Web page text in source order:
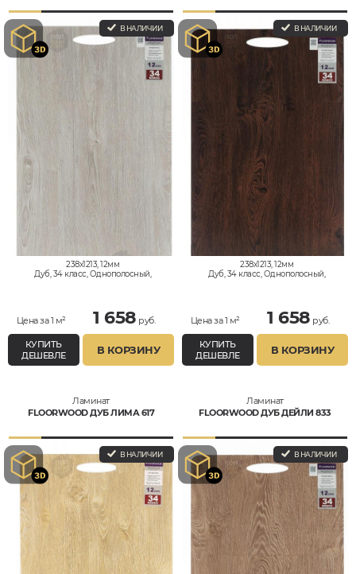
В НАЛИЧИИ
238x1213, 12мм
Дуб, 34 класс, Однополосный,
Цена за 1 м² 1 658 руб.
КУПИТЬ
ДЕШЕВЛЕ
В КОРЗИНУ
В НАЛИЧИИ
238x1213, 12мм
Дуб, 34 класс, Однополосный,
Цена за 1 м² 1 658 руб.
КУПИТЬ
ДЕШЕВЛЕ
В КОРЗИНУ
Ламинат
FLOORWOOD ДУБ ЛИМА 617
В НАЛИЧИИ
Ламинат
FLOORWOOD ДУБ ДЕЙЛИ 833
В НАЛИЧИИ